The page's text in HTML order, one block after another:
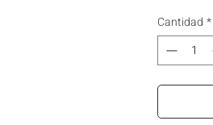
Cantidad *